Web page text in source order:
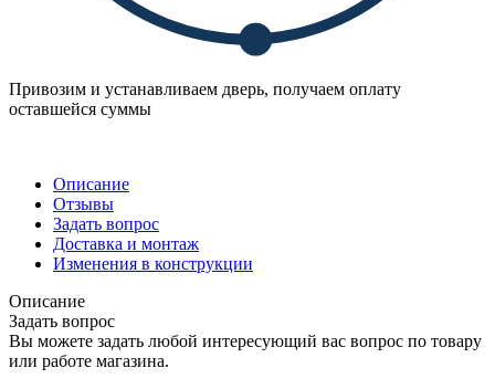
Привозим и устанавливаем дверь, получаем оплату
оставшейся суммы
Описание
Отзывы
Задать вопрос
Доставка и монтаж
Изменения в конструкции
Описание
Задать вопрос
Вы можете задать любой интересующий вас вопрос по товару
или работе магазина.